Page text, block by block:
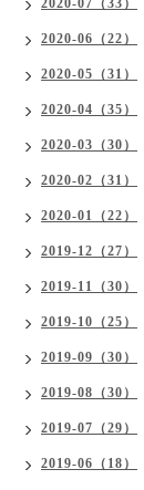
2020-07（33）
2020-06（22）
2020-05（31）
2020-04（35）
2020-03（30）
2020-02（31）
2020-01（22）
2019-12（27）
2019-11（30）
2019-10（25）
2019-09（30）
2019-08（30）
2019-07（29）
2019-06（18）